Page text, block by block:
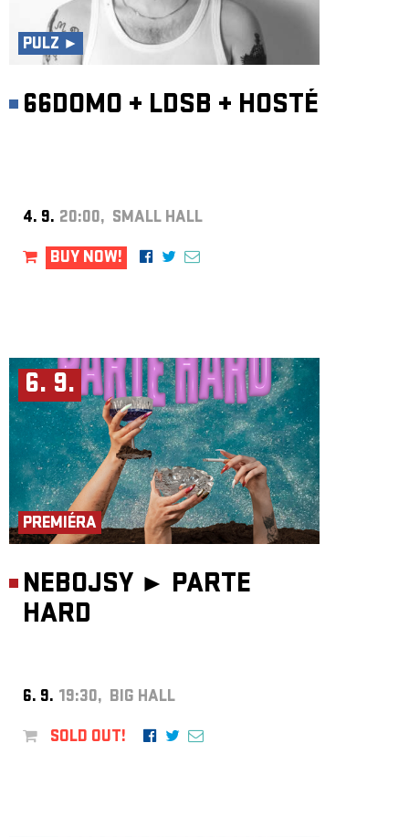
PULZ ►
66DOMO + LDSB + HOSTÉ
4. 9. 20:00, SMALL HALL
BUY NOW!
6. 9.
PREMIÉRA
NEBOJSY ► PARTE
HARD
6. 9. 19:30, BIG HALL
SOLD OUT!